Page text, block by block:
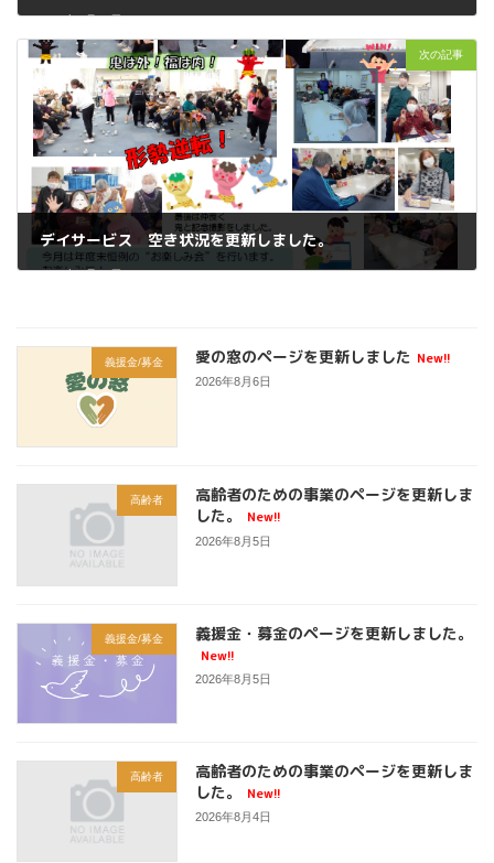
2025年2月21日
次の記事
デイサービス 空き状況を更新しました。
2025年2月26日
義援金/募金 愛の窓のページを更新しました New!!
2026年8月6日
高齢者
高齢者のための事業のページを更新しま
した。
New!!
2026年8月5日
義援金/募金 義援金・募金のページを更新しました。
New!!
2026年8月5日
高齢者
高齢者のための事業のページを更新しま
した。
New!!
2026年8月4日